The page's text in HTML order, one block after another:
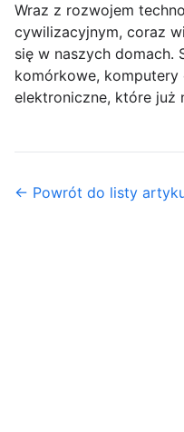
Wraz z rozwojem
cywilizacyjnym, coraz
się w naszych domach.
komórkowe, komputery
elektroniczne, które już
← Powrót do listy